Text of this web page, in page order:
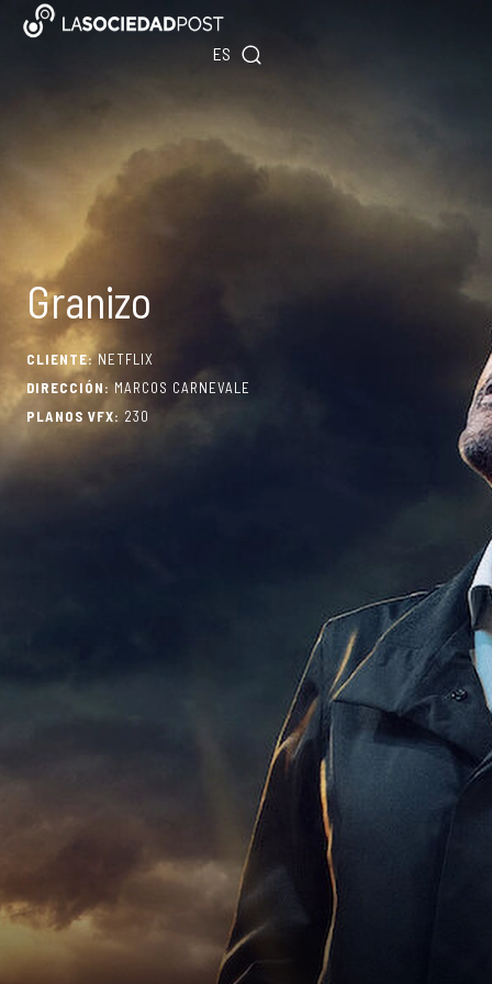
ES
EN
PT
Granizo
CLIENTE:NETFLIX
DIRECCIÓN: MARCOS CARNEVALE
PLANOS VFX: 230